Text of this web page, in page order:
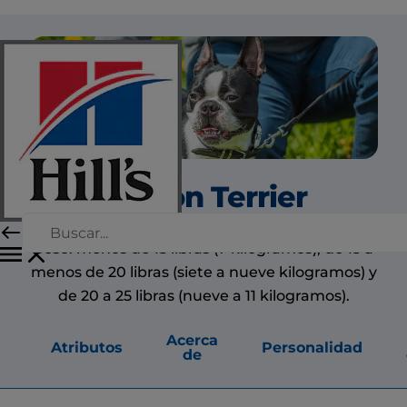
Boston Terrier
Los Boston Terriers tienen tres categorías de
peso: menos de 15 libras (7 kilogramos), de 15 a
menos de 20 libras (siete a nueve kilogramos) y
de 20 a 25 libras (nueve a 11 kilogramos).
Atributos
Acerca
de
Personalidad